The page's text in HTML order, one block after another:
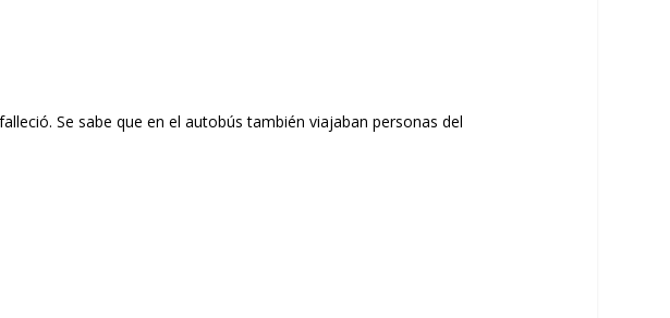
Se sabe que en el autobús también viajaban personas del